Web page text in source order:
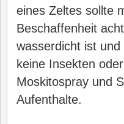
eines Zeltes sollte
Beschaffenheit
wasserdicht ist
keine Insekten
Moskitospray und
Aufenthalte.